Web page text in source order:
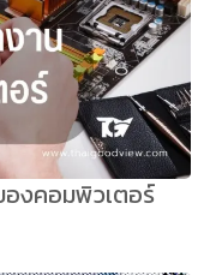
องคอมพิวเตอร์